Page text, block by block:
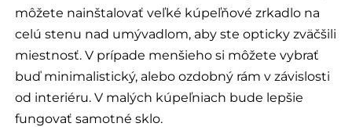
môžete nainštalovať veľké kúpeľňové zrkadlo na
celú stenu nad umývadlom, aby ste opticky zväčšili
miestnosť. V prípade menšieho si môžete vybrať
buď minimalistický, alebo ozdobný rám v závislosti
od interiéru. V malých kúpeľniach bude lepšie
fungovať samotné sklo.